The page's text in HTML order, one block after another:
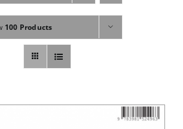
Medien
100 Products